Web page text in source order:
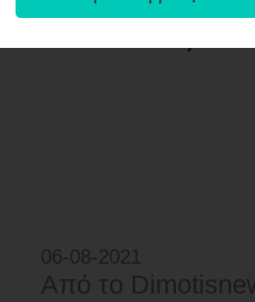
Νέο Βουτζά -
06-08-2021
Από τo